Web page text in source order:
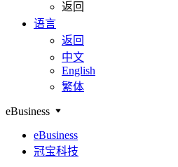
返回
语言
返回
中文
English
繁体
eBusiness
eBusiness
冠宝科技